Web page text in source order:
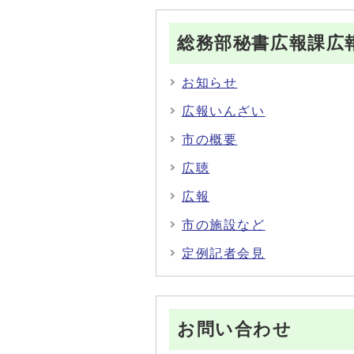
総務部秘書広報課広
お知らせ
広報いんざい
市の概要
広聴
広報
市の施設など
定例記者会見
お問い合わせ